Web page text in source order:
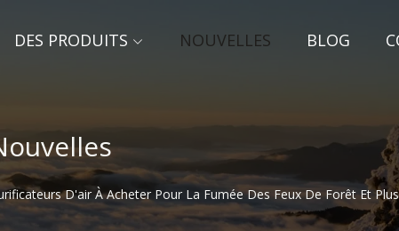
DES PRODUITS NOUVELLES BLOG
D'air À Acheter Pour La Fumée Des Feux De Forêt Et